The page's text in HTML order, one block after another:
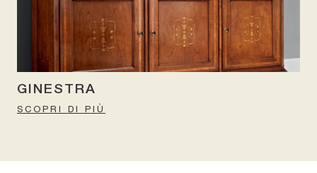
GINESTRA
SCOPRI DI PIÙ